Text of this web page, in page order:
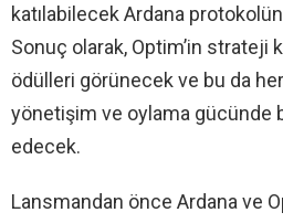
katılabilecek Ardana
Sonuç olarak, Optim’in strateji
ödülleri görünecek ve bu da
yönetişim ve oylama gücünde
edecek.
Lansmandan önce Ardana ve